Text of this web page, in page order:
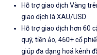
Hỗ trợ giao dịch Vàng
giao dịch là XAU/USD
Hỗ trợ giao dịch hơn 60
quý, tiền ảo, 460+ cổ
giúp đa dạng hoá kênh